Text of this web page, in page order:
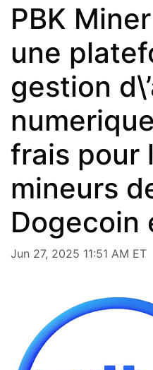
PBK
une
gestion
frais pour
mineurs
Dogecoin
Jun 27, 2025 11:51 AM ET